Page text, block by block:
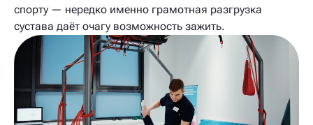
спорту — нередко именно грамотная разгрузка
сустава даёт очагу возможность зажить.